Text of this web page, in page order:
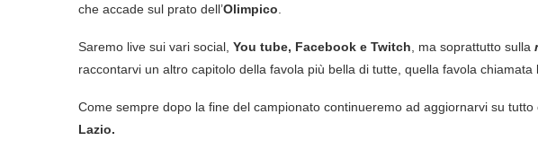
che accade sul prato dell’Olimpico
Saremo live sui vari social, You tube, Facebook e Twitch , ma soprattutto sulla
raccontarvi un altro capitolo della favola più bella di tutte, quella favola chiamata
Come sempre dopo la fine del campionato continueremo ad aggiornarvi su
Lazio.